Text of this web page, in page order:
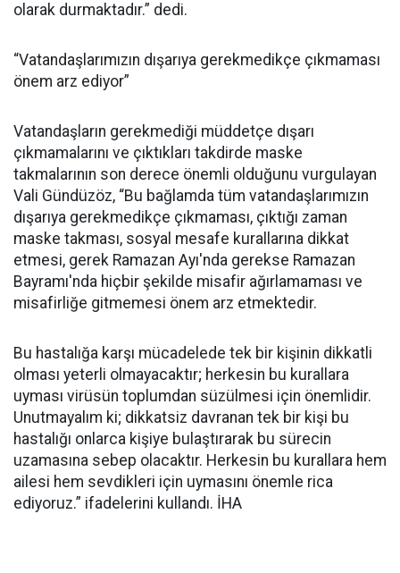
olarak durmaktadır.” dedi.
“Vatandaşlarımızın dışarıya gerekmedikçe çıkmaması
önem arz ediyor”
Vatandaşların gerekmediği müddetçe dışarı
çıkmamalarını ve çıktıkları takdirde maske
takmalarının son derece önemli olduğunu vurgulayan
Vali Gündüzöz, “Bu bağlamda tüm vatandaşlarımızın
dışarıya gerekmedikçe çıkmaması, çıktığı zaman
maske takması, sosyal mesafe kurallarına dikkat
etmesi, gerek Ramazan Ayı'nda gerekse Ramazan
Bayramı'nda hiçbir şekilde misafir ağırlamaması ve
misafirliğe gitmemesi önem arz etmektedir.
Bu hastalığa karşı mücadelede tek bir kişinin dikkatli
olması yeterli olmayacaktır; herkesin bu kurallara
uyması virüsün toplumdan süzülmesi için önemlidir.
Unutmayalım ki; dikkatsiz davranan tek bir kişi bu
hastalığı onlarca kişiye bulaştırarak bu sürecin
uzamasına sebep olacaktır. Herkesin bu kurallara hem
ailesi hem sevdikleri için uymasını önemle rica
ediyoruz.” ifadelerini kullandı. İHA